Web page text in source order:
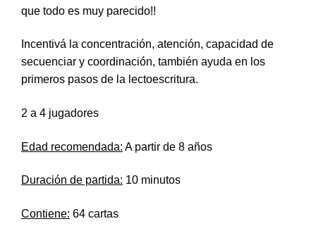
que todo es muy parecido!!
Incentivá la concentración, atención, capacidad de
secuenciar y coordinación, también ayuda en los
primeros pasos de la lectoescritura.
2 a 4 jugadores
Edad recomendada: A partir de 8 años
Duración de partida: 10 minutos
Contiene: 64 cartas